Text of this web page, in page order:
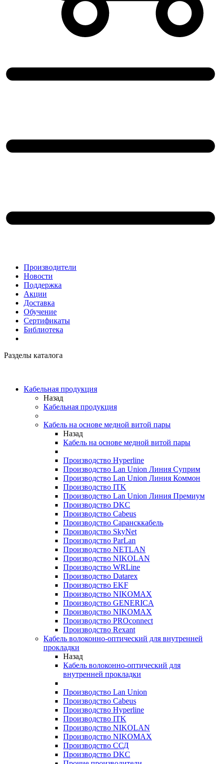
Производители
Новости
Поддержка
Акции
Доставка
Обучение
Сертификаты
Библиотека
Разделы каталога
Кабельная продукция
Назад
Кабельная продукция
Кабель на основе медной витой пары
Назад
Кабель на основе медной витой пары
Производство Hyperline
Производство Lan Union Линия Суприм
Производство Lan Union Линия Коммон
Производство ITK
Производство Lan Union Линия Премиум
Производство DKC
Производство Cabeus
Производство Сарансккабель
Производство SkyNet
Производство ParLan
Производство NETLAN
Производство NIKOLAN
Производство WRLine
Производство Datarex
Производство EKF
Производство NIKOMAX
Производство GENERICA
Производство NIKOMAX
Производство PROconnect
Производство Rexant
Кабель волоконно-оптический для внутренней
прокладки
Назад
Кабель волоконно-оптический для
внутренней прокладки
Производство Lan Union
Производство Cabeus
Производство Hyperline
Производство ITK
Производство NIKOLAN
Производство NIKOMAX
Производство ССД
Производство DKC